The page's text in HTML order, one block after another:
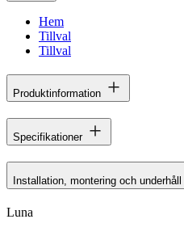
Hem
Tillval
Tillval
Produktinformation
Specifikationer
Installation, montering och underhåll
Luna